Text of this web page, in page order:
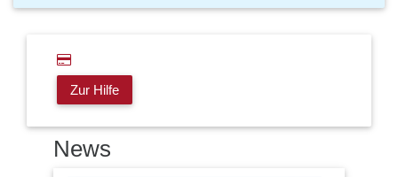
Zur Hilfe
News